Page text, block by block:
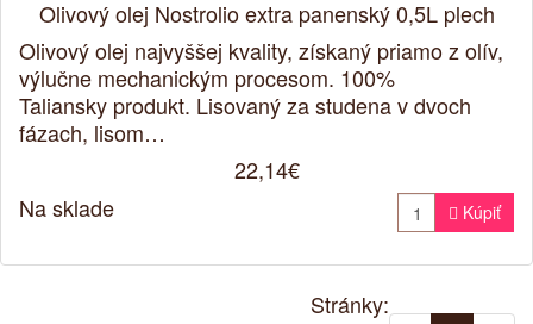
Olivový olej Nostrolio extra panenský 0,5L plech
Olivový olej najvyššej kvality, získaný priamo z olív,
výlučne mechanickým procesom. 100%
Taliansky produkt. Lisovaný za studena v dvoch
fázach, lisom…
22,14€
Na sklade
 Kúpiť
Stránky: